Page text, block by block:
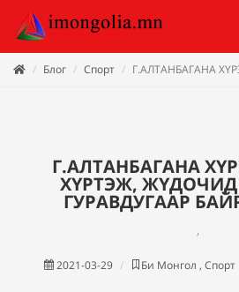
Блог Спорт Г.АЛТАНБАГАНА
Г.АЛТАНБАГАНА
ХҮРТЭЖ, ЖҮДОЧИД
ГУРАВДУГААР
,
2021-03-29 Би Монгол , Спорт